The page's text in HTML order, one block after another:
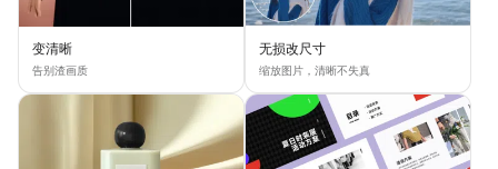
变清晰
告别渣画质
无损改尺寸
缩放图片，清晰不失真